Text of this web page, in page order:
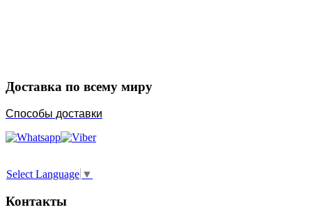
Доставка по всему миру
Способы доставки
Select Language ▼
Контакты